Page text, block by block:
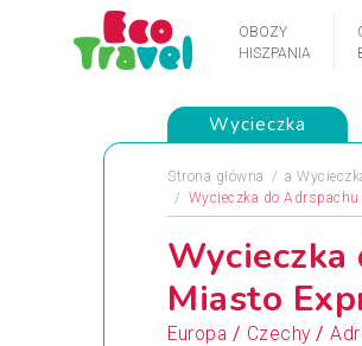
OBOZY
HISZPANIA
Wycieczka
Strona główna a
Wycieczka do
Miasto
Europa / Czechy /